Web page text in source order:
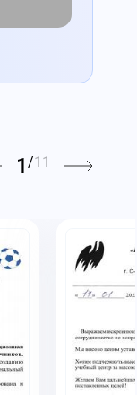
1 /11